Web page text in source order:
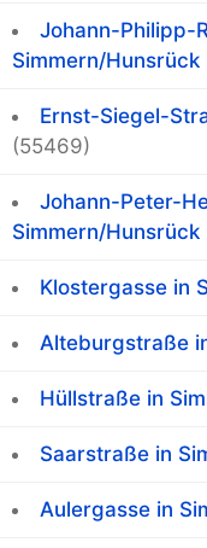
Johann-Philipp-
Simmern/Hunsrück
Ernst-Siegel-
(55469)
Johann-Peter-
Simmern/Hunsrück
Klostergasse in
Alteburgstraße
Hüllstraße in
Saarstraße in
Aulergasse in